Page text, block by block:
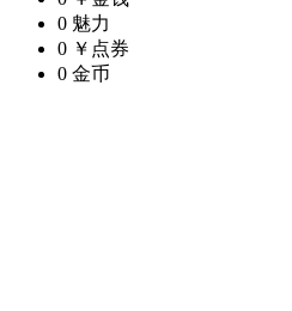
0 魅力
0 ￥ 点券
0 金币